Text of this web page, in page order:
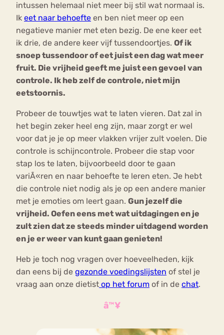
intussen helemaal niet meer bij stil wat normaal is.
Ik eet naar behoefte en ben niet meer op een
negatieve manier met eten bezig. De ene keer eet
ik drie, de andere keer vijf tussendoortjes. Of ik
snoep tussendoor of eet juist een dag wat meer
fruit. Die vrijheid geeft me juist een gevoel van
controle. Ik heb zelf de controle, niet mijn
eetstoornis.
Probeer de touwtjes wat te laten vieren. Dat zal in
het begin zeker heel eng zijn, maar zorgt er wel
voor dat je je op meer vlakken vrijer zult voelen. Die
controle is schijncontrole. Probeer die stap voor
stap los te laten, bijvoorbeeld door te gaan
variÃ«ren en naar behoefte te leren eten. Je hebt
die controle niet nodig als je op een andere manier
met je emoties om leert gaan. Gun jezelf die
vrijheid. Oefen eens met wat uitdagingen en je
zult zien dat ze steeds minder uitdagend worden
en je er weer van kunt gaan genieten!
Heb je toch nog vragen over hoeveelheden, kijk
dan eens bij de gezonde voedingslijsten of stel je
vraag aan onze dietist op het forum of in de chat.
â™¥